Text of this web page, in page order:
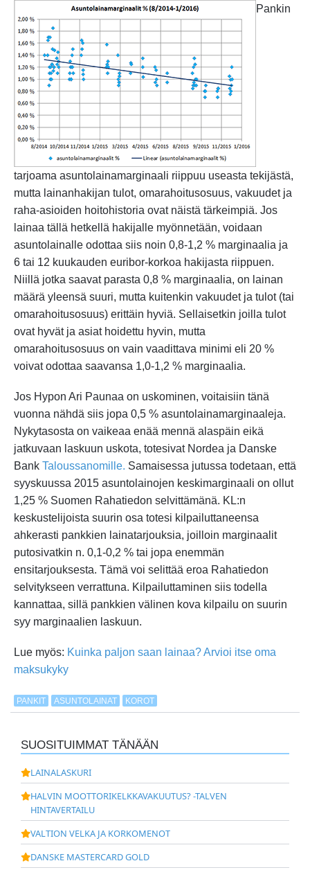
Pankin
tarjoama asuntolainamarginaali riippuu useasta tekijästä,
mutta lainanhakijan tulot, omarahoitusosuus, vakuudet ja
raha-asioiden hoitohistoria ovat näistä tärkeimpiä. Jos
lainaa tällä hetkellä hakijalle myönnetään, voidaan
asuntolainalle odottaa siis noin 0,8-1,2 % marginaalia ja
6 tai 12 kuukauden euribor-korkoa hakijasta riippuen.
Niillä jotka saavat parasta 0,8 % marginaalia, on lainan
määrä yleensä suuri, mutta kuitenkin vakuudet ja tulot (tai
omarahoitusosuus) erittäin hyviä. Sellaisetkin joilla tulot
ovat hyvät ja asiat hoidettu hyvin, mutta
omarahoitusosuus on vain vaadittava minimi eli 20 %
voivat odottaa saavansa 1,0-1,2 % marginaalia.
Jos Hypon Ari Paunaa on uskominen, voitaisiin tänä
vuonna nähdä siis jopa 0,5 % asuntolainamarginaaleja.
Nykytasosta on vaikeaa enää mennä alaspäin eikä
jatkuvaan laskuun uskota, totesivat Nordea ja Danske
Bank Taloussanomille. Samaisessa jutussa todetaan, että
syyskuussa 2015 asuntolainojen keskimarginaali on ollut
1,25 % Suomen Rahatiedon selvittämänä. KL:n
keskustelijoista suurin osa totesi kilpailuttaneensa
ahkerasti pankkien lainatarjouksia, joilloin marginaalit
putosivatkin n. 0,1-0,2 % tai jopa enemmän
ensitarjouksesta. Tämä voi selittää eroa Rahatiedon
selvitykseen verrattuna. Kilpailuttaminen siis todella
kannattaa, sillä pankkien välinen kova kilpailu on suurin
syy marginaalien laskuun.
Lue myös: Kuinka paljon saan lainaa? Arvioi itse oma
maksukyky
PANKIT ASUNTOLAINAT KOROT
SUOSITUIMMAT TÄNÄÄN
LAINALASKURI
HALVIN MOOTTORIKELKKAVAKUUTUS? -TALVEN
HINTAVERTAILU
VALTION VELKA JA KORKOMENOT
DANSKE MASTERCARD GOLD